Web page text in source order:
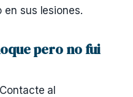
en sus lesiones.
pero no fui
al